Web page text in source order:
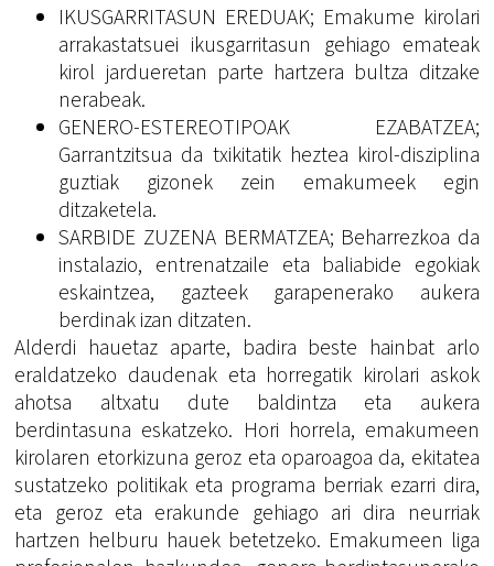
IKUSGARRITASUN EREDUAK; Emakume kirolari
arrakastatsuei ikusgarritasun gehiago emateak
kirol jardueretan parte hartzera bultza ditzake
nerabeak.
GENERO-ESTEREOTIPOAK EZABATZEA;
Garrantzitsua da txikitatik heztea kirol-disziplina
guztiak gizonek zein emakumeek egin
ditzaketela.
SARBIDE ZUZENA BERMATZEA; Beharrezkoa da
instalazio, entrenatzaile eta baliabide egokiak
eskaintzea, gazteek garapenerako aukera
berdinak izan ditzaten.
Alderdi hauetaz aparte, badira beste hainbat arlo
eraldatzeko daudenak eta horregatik kirolari askok
ahotsa altxatu dute baldintza eta aukera
berdintasuna eskatzeko. Hori horrela, emakumeen
kirolaren etorkizuna geroz eta oparoagoa da, ekitatea
sustatzeko politikak eta programa berriak ezarri dira,
eta geroz eta erakunde gehiago ari dira neurriak
hartzen helburu hauek betetzeko. Emakumeen liga